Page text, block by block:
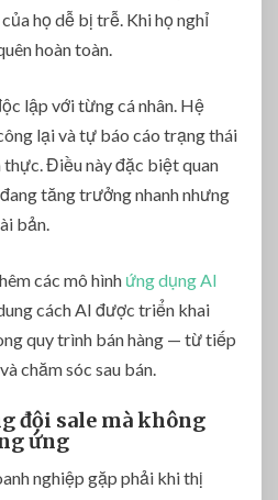
họ dễ bị trễ. Khi họ nghỉ
hoàn toàn.
lập với từng cá nhân. Hệ
lại và tự báo cáo trạng thái
Điều này đặc biệt quan
tăng trưởng nhanh nhưng
bản.
các mô hình ứng dụng AI
cách AI được triển khai
quy trình bán hàng — từ tiếp
chăm sóc sau bán.
đội sale mà không
ứng
nghiệp gặp phải khi thị